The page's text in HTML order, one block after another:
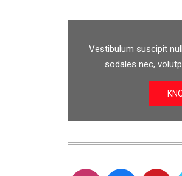
Vestibulum suscipit
sodales nec,